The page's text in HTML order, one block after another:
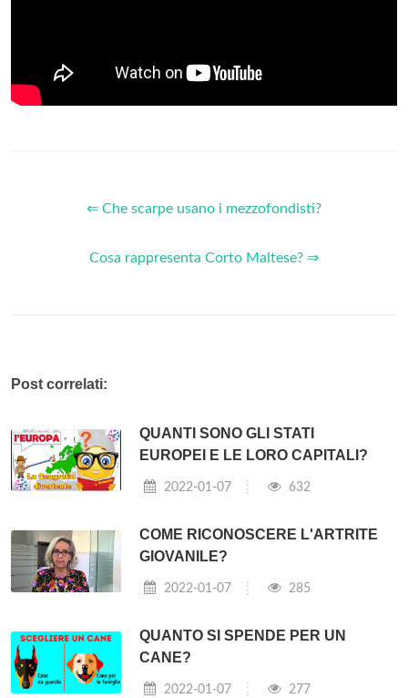
⇐ Che scarpe usano i mezzofondisti?
Cosa rappresenta Corto Maltese? ⇒
Post correlati:
QUANTI SONO GLI STATI
EUROPEI E LE LORO CAPITALI?
2022-01-07 632
COME RICONOSCERE L'ARTRITE
GIOVANILE?
2022-01-07 285
QUANTO SI SPENDE PER UN
CANE?
2022-01-07 277